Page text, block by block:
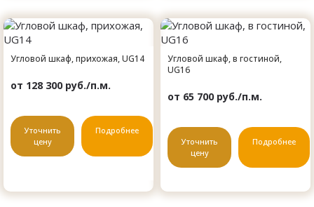
Угловой шкаф, прихожая, UG14
от 128 300 руб./п.м.
Уточнить
цену
Подробнее
Угловой шкаф, в гостиной,
UG16
от 65 700 руб./п.м.
Уточнить
цену
Подробнее